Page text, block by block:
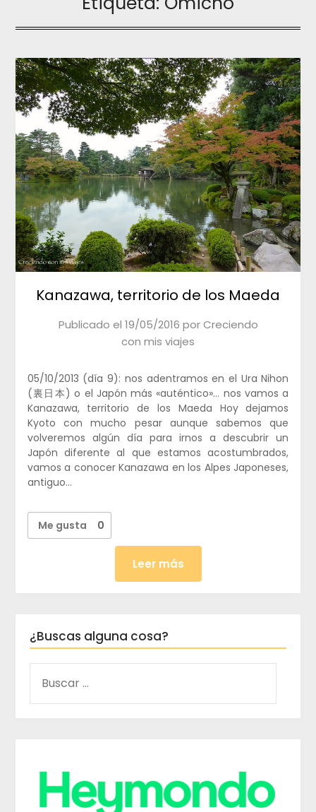
Kanazawa, territorio de los Maeda
Publicado el 19/05/2016 porCreciendo
con mis viajes
05/10/2013 (día 9): nos adentramos en el Ura Nihon
(裏日本) o el Japón más «auténtico»… nos vamos a
Kanazawa, territorio de los Maeda Hoy dejamos
Kyoto con mucho pesar aunque sabemos que
volveremos algún día para irnos a descubrir un
Japón diferente al que estamos acostumbrados,
vamos a conocer Kanazawa en los Alpes Japoneses,
antiguo…
Me gusta 0
Leer más
¿Buscas alguna cosa?